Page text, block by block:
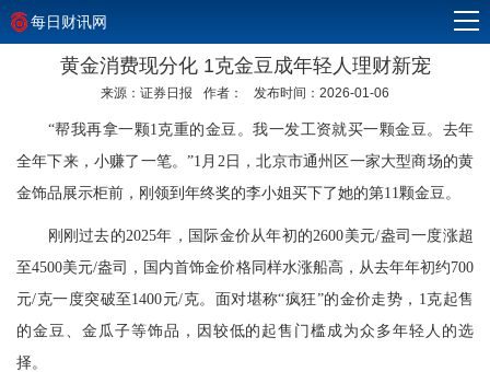
每日财讯网
黄金消费现分化 1克金豆成年轻人理财新宠
来源：证券日报 作者： 发布时间：2026-01-06
“帮我再拿一颗1克重的金豆。我一发工资就买一颗金豆。去年
全年下来，小赚了一笔。”1月2日，北京市通州区一家大型商场的黄
金饰品展示柜前，刚领到年终奖的李小姐买下了她的第11颗金豆。
刚刚过去的2025年，国际金价从年初的2600美元/盎司一度涨超
至4500美元/盎司，国内首饰金价格同样水涨船高，从去年年初约700
元/克一度突破至1400元/克。面对堪称“疯狂”的金价走势，1克起售
的金豆、金瓜子等饰品，因较低的起售门槛成为众多年轻人的选
择。